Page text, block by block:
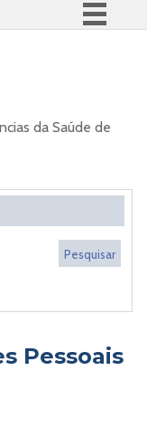
à informação
Canais
da Saúde de
Pessoais